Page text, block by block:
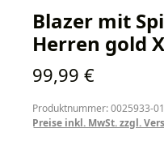
Blazer mit
Herren gold
Regulärer Preis:
99,99 €
Produktnummer: 0025933-
Preise inkl. MwSt. zzgl.